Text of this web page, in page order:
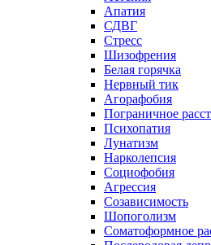
Апатия
СДВГ
Стресс
Шизофрения
Белая горячка
Нервный тик
Агорафобия
Пограничное
Психопатия
Лунатизм
Нарколепсия
Социофобия
Агрессия
Созависимость
Шопоголизм
Соматоформное